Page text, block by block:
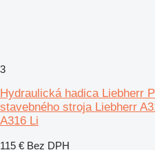
3
Hydraulická hadica Liebherr
stavebného stroja Liebherr
A316 Li
115 € Bez DPH